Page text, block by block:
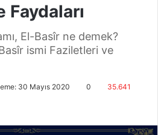
El-Basîr ne demek?
ismi Faziletleri ve
30 Mayıs 2020 0 35.641